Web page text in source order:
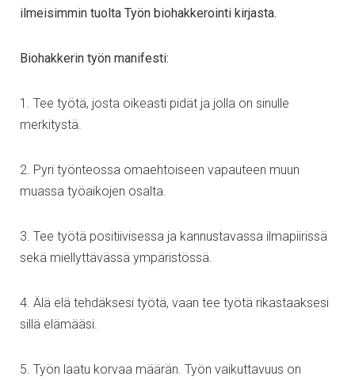
ilmeisimmin tuolta Työn biohakkerointi kirjasta.
Biohakkerin työn manifesti:
1. Tee työtä, josta oikeasti pidät ja jolla on sinulle
merkitystä.
2. Pyri työnteossa omaehtoiseen vapauteen muun
muassa työaikojen osalta.
3. Tee työtä positiivisessa ja kannustavassa ilmapiirissä
sekä miellyttävässä ympäristössä.
4. Älä elä tehdäksesi työtä, vaan tee työtä rikastaaksesi
sillä elämääsi.
5. Työn laatu korvaa määrän. Työn vaikuttavuus on